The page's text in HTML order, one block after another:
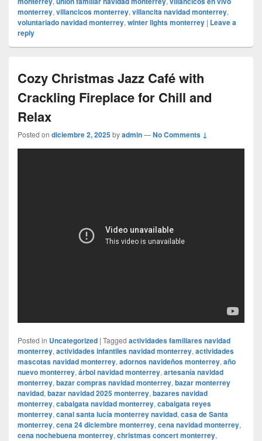
monterrey, villancicos monterrey, villancita navidad monterrey,
voluntariado navidad monterrey, winter lights monterrey | Leave a
reply
Cozy Christmas Jazz Café with
Crackling Fireplace for Chill and
Relax
Posted on diciembre 2, 2025byadmin—No Comments ↓
Posted in Uncategorized | Tagged actividades familiares navidad
monterrey, actividades infantiles navidad monterrey, actividades
mascotas navidad monterrey, adornos navideños monterrey, año
nuevo monterrey, árbol navidad monterrey, artesanía navidad
monterrey, bazar compras navidad monterrey, bazar monterrey
navidad, bazar navidad 2025 monterrey, bazares navidad
monterrey, cabalgata navidad monterrey, cabalgata reyes
monterrey, canal santa lucía monterrey navidad, casa de Santa
monterrey, cena 24 diciembre monterrey, cena navidad monterrey,
cena nochebuena monterrey, christmas concert monterrey,